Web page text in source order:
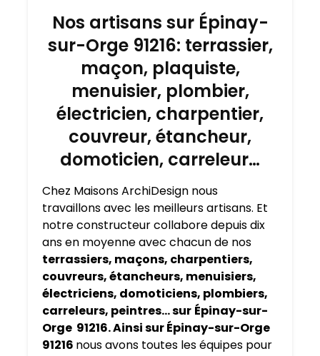
Nos artisans sur Épinay-
sur-Orge 91216: terrassier,
maçon, plaquiste,
menuisier, plombier,
électricien, charpentier,
couvreur, étancheur,
domoticien, carreleur…
Chez Maisons ArchiDesign nous
travaillons avec les meilleurs artisans. Et
notre constructeur collabore depuis dix
ans en moyenne avec chacun de nos
terrassiers, maçons, charpentiers,
couvreurs, étancheurs, menuisiers,
électriciens, domoticiens, plombiers,
carreleurs, peintres… sur Épinay-sur-
Orge 91216. Ainsi sur Épinay-sur-Orge
91216 nous avons toutes les équipes pour